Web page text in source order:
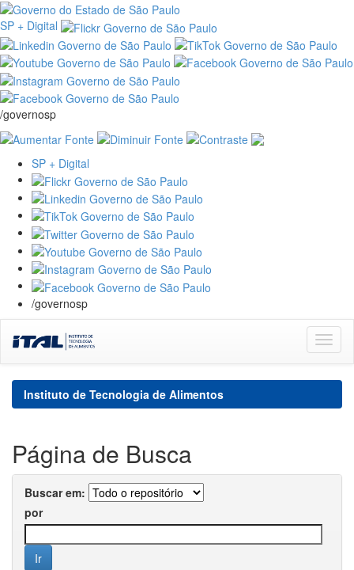
SP + Digital
/governosp
SP + Digital
/governosp
navigation
Instituto de Tecnologia de Alimentos
Página de Busca
Buscar em:
por